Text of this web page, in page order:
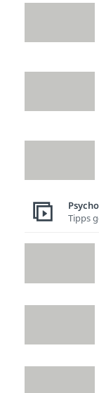
Tipps